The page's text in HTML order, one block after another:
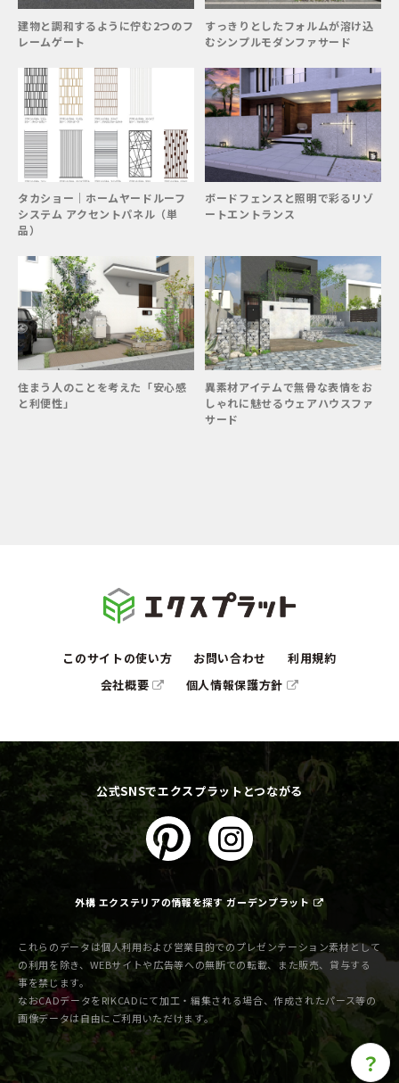
建物と調和するように佇む2つのフ
レームゲート
すっきりとしたフォルムが溶け込
むシンプルモダンファサード
タカショー｜ホームヤードルーフ
システム アクセントパネル（単
品）
ボードフェンスと照明で彩るリゾ
ートエントランス
住まう人のことを考えた「安心感
と利便性」
異素材アイテムで無骨な表情をお
しゃれに魅せるウェアハウスファ
サード
このサイトの使い方 お問い合わせ
利用規約
会社概要
個人情報保護方針
公式SNSでエクスプラットとつながる
外構 エクステリアの情報を探す ガーデンプラット
これらのデータは個人利用および営業目的でのプレゼンテーション素材として
の利用を除き、WEBサイトや広告等への無断での転載、また販売、貸与する
事を禁じます。
なおCADデータをRIKCADにて加工・編集される場合、作成されたパース等の
画像データは自由にご利用いただけます。
？